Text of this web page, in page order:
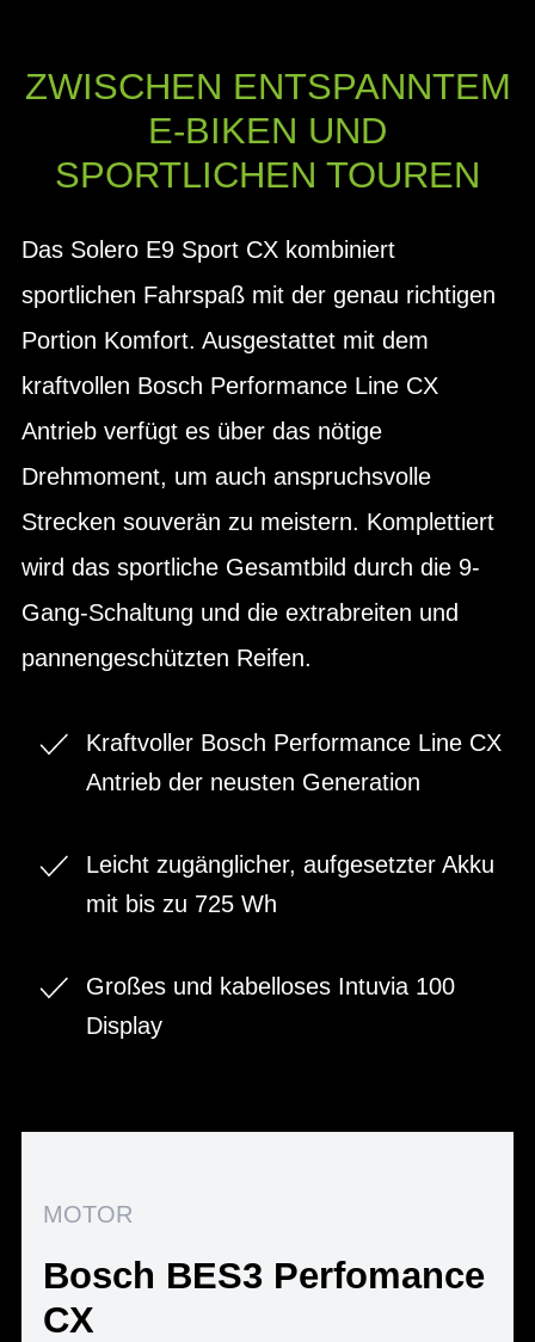
ZWISCHEN ENTSPANNTEM
E-BIKEN UND
SPORTLICHEN TOUREN
Das Solero E9 Sport CX kombiniert
sportlichen Fahrspaß mit der genau richtigen
Portion Komfort. Ausgestattet mit dem
kraftvollen Bosch Performance Line CX
Antrieb verfügt es über das nötige
Drehmoment, um auch anspruchsvolle
Strecken souverän zu meistern. Komplettiert
wird das sportliche Gesamtbild durch die 9-
Gang-Schaltung und die extrabreiten und
pannengeschützten Reifen.
Kraftvoller Bosch Performance Line CX
Antrieb der neusten Generation
Leicht zugänglicher, aufgesetzter Akku
mit bis zu 725 Wh
Großes und kabelloses Intuvia 100
Display
MOTOR
Bosch BES3 Perfomance
CX